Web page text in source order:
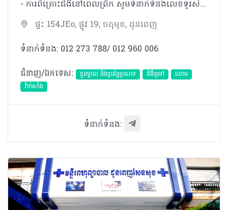
- ការពិគ្រោះជំងឺនៅពេលព្រឹក សូមទំនាក់ទំនងលេខទូរស័ព្ទ 098 383 906 -​ ការពិគ្រោះជំងឺនៅពេលរសៀល សូមទំនាក់ទំនងលេខទូរស័ព្ទ 077 757 989 * ករណីសុំពិនិត្យថ្ងៃត្រង់ ចាំបាច់ត្រូវធ្វើការណាត់ជាមុន សូមទំនាក់ទំនងលេខទូរស័ព្ទ 098 383 906/ 012 964 326 ** ករណីបន្ទាន់ សូមទូរស័ព្ទមកកាន់លេខ 012 273 788/012 960 006
ផ្ទះ 154JEo, ផ្លូវ 19, ចតុមុខ, ដូនពេញ
ទំនាក់ទំនង: 012 273 788/ 012 960 006
ជំនាញ/ឯកទេស:
ខួរក្បាល និងប្រព័ន្ធប្រសាទ ជំងឺទូទៅ
ឈាម
វ៉ាក់សាំង
ទំនាក់ទំនង: